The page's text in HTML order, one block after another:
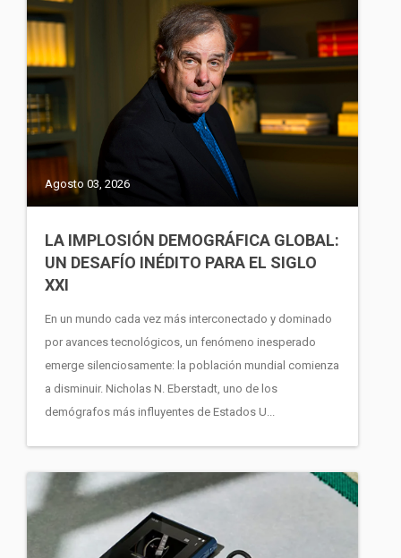
Agosto 03, 2026
LA IMPLOSIÓN DEMOGRÁFICA GLOBAL:
UN DESAFÍO INÉDITO PARA EL SIGLO
XXI
En un mundo cada vez más interconectado y dominado
por avances tecnológicos, un fenómeno inesperado
emerge silenciosamente: la población mundial comienza
a disminuir. Nicholas N. Eberstadt, uno de los
demógrafos más influyentes de Estados U...